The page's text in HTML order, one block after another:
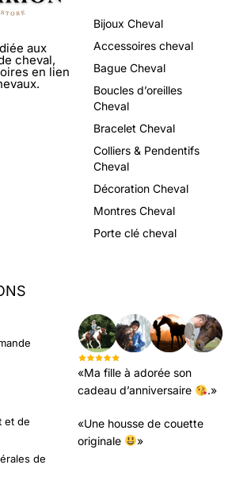
aux
cheval,
en lien
Bijoux Cheval
Accessoires cheval
Bague Cheval
Boucles d’oreilles
Cheval
Bracelet Cheval
Colliers & Pendentifs
Cheval
Décoration Cheval
Montres Cheval
Porte clé cheval
et de
de
«Ma fille à adorée son
cadeau d’anniversaire
.»
«Une housse de couette
originale
»